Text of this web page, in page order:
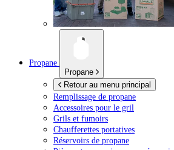
Propane
Propane
Retour au menu principal
Remplissage de propane
Accessoires pour le gril
Grils et fumoirs
Chaufferettes portatives
Réservoirs de propane